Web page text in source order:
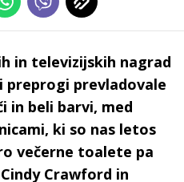
in televizijskih nagrad
preprogi prevladovale
in beli barvi, med
ki so nas letos
večerne toalete pa
Crawford in